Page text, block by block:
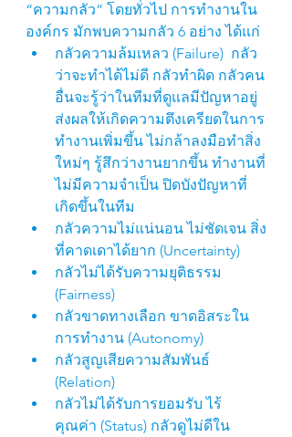
“ความกลัว” โดยทั่วไป การทำงานใน
องค์กร มักพบความกลัว 6 อย่าง ได้แก่
กลัวความล้มเหลว (Failure)  กลัว
ว่าจะทำได้ไม่ดี กลัวทำผิด กลัวคน
อื่นจะรู้ว่าในทีมที่ดูแลมีปัญหาอยู่
ส่งผลให้เกิดความตึงเครียดในการ
ทำงานเพิ่มขึ้น ไม่กล้าลงมือทำสิ่ง
ใหม่ๆ รู้สึกว่างานยากขึ้น ทำงานที่
ไม่มีความจำเป็น ปิดบังปัญหาที่
เกิดขึ้นในทีม
กลัวความไม่แน่นอน ไม่ชัดเจน สิ่ง
ที่คาดเดาได้ยาก (Uncertainty)
กลัวไม่ได้รับความยุติธรรม
(Fairness)
กลัวขาดทางเลือก ขาดอิสระใน
การทำงาน (Autonomy)
กลัวสูญเสียความสัมพันธ์
(Relation)
กลัวไม่ได้รับการยอมรับ ไร้
คุณค่า (Status) กลัวดูไม่ดีใน